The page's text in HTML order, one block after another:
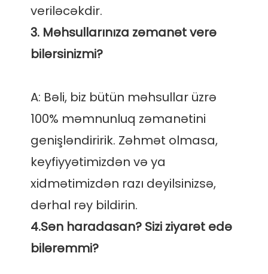
3. Məhsullarınıza zəmanət verə
A: Bəli, biz bütün məhsullar üzrə
100% məmnunluq zəmanətini
genişləndiririk. Zəhmət olmasa,
keyfiyyətimizdən və ya
xidmətimizdən razı deyilsinizsə,
4.Sən haradasan? Sizi ziyarət edə